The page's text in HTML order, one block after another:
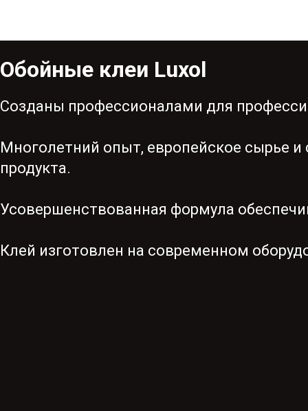
Обойные клеи Luxol
Cозданы профессионалами для
Многолетний опыт, европейское сырье
продукта.
Усовершенствованная формула
Клей изготовлен на современном